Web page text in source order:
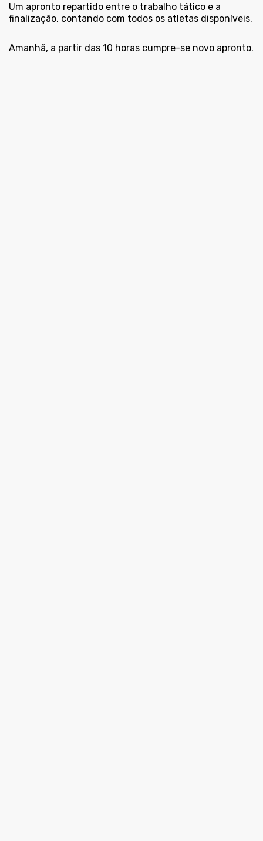
Um apronto repartido entre o trabalho tático e a
finalização, contando com todos os atletas disponíveis.
Amanhã, a partir das 10 horas cumpre-se novo apronto.